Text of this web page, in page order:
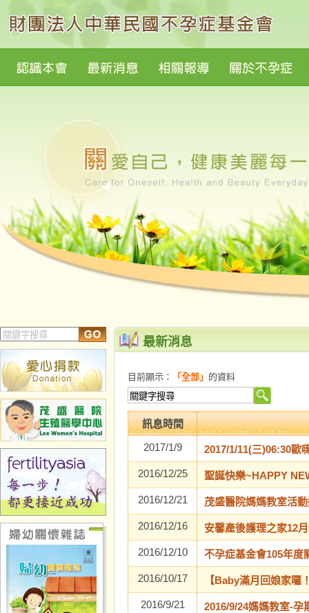
最新消息
目前顯示： 「全部」 的資料
訊息時間
2017/1/9
2017/1/11(三)06:30歐
2016/12/25 聖誕快樂~HAPPY
2016/12/21 茂盛醫院媽媽教室活
2016/12/16 安馨產後護理之家12
2016/12/10 不孕症基金會105年度
2016/10/17 【Baby滿月回娘家囉
2016/9/21 2016/9/24媽媽教室-孕